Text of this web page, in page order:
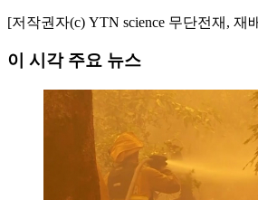
[저작권자(c) YTN science 무단전재,
이 시각 주요 뉴스